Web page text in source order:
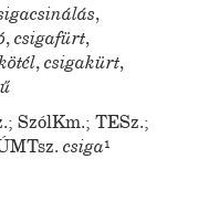
,
,csigafürt,
,csigakürt,
; SzólKm.; TESz.;
csiga¹